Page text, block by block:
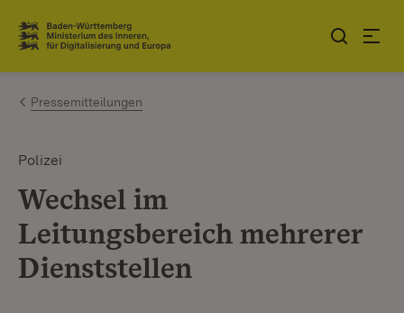
Zum Inhalt springen
Link zur Startseite
Pressemitteilungen
Polizei
Wechsel im
Leitungsbereich mehrerer
Dienststellen